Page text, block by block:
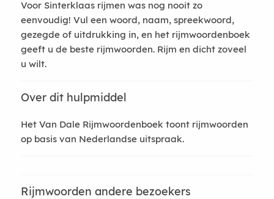
Voor Sinterklaas rijmen was nog nooit zo
eenvoudig! Vul een woord, naam, spreekwoord,
gezegde of uitdrukking in, en het rijmwoordenboek
geeft u de beste rijmwoorden. Rijm en dicht zoveel
u wilt.
Over dit hulpmiddel
Het Van Dale Rijmwoordenboek toont rijmwoorden
op basis van Nederlandse uitspraak.
Rijmwoorden andere bezoekers